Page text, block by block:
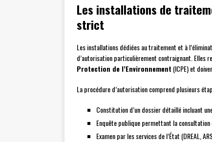
Les installations de
strict
Les installations dédiées au traitement et à
d’autorisation particulièrement contraignant. Elles
Protection de l’Environnement (ICPE) et
La procédure d’autorisation comprend plusieurs
Constitution d’un dossier détaillé incluant
Enquête publique permettant la consultation
Examen par les services de l’État (DREAL,